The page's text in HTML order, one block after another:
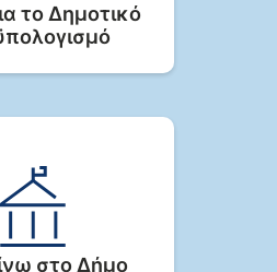
το Δημοτικό
στο Δήμο